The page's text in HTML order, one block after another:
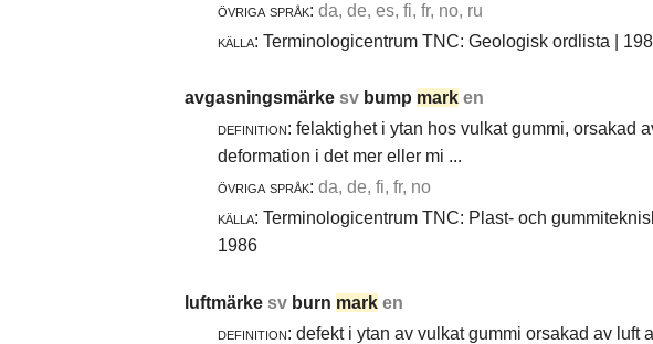
övriga språk: da, de, es, fi, fr, no, ru
källa: Terminologicentrum TNC: Geologisk ordlista |
avgasningsmärke sv bump mark en
definition: felaktighet i ytan hos vulkat gummi, orsakad
deformation i det mer eller mi ...
övriga språk: da, de, fi, fr, no
källa: Terminologicentrum TNC: Plast- och
1986
luftmärke sv burn mark en
definition: defekt i ytan av vulkat gummi orsakad av luft